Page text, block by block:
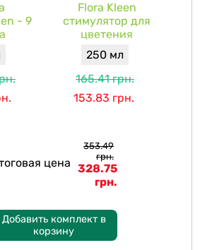
- 9
Flora Kleen
стимулятор для
цветения
250 мл
165.41 грн.
153.83 грн.
цена 328.75
грн.
353.49
грн.
Добавить комплект в
корзину